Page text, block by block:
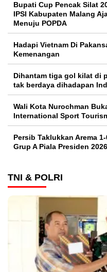
Bupati Cup Pencak Silat
IPSI Kabupaten Malang
Menuju POPDA
Hadapi Vietnam Di
Kemenangan
Dihantam tiga gol kilat di
tak berdaya dihadapan
Wali Kota Nurochman
International Sport
Persib Taklukkan Arema
Grup A Piala Presiden 2026
TNI & POLRI